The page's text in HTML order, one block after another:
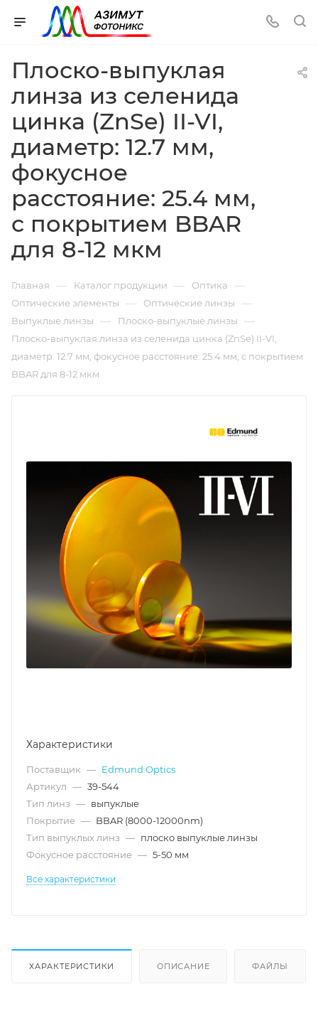
Плоско-выпуклая
линза из селенида
цинка (ZnSe) II-VI,
диаметр: 12.7 мм,
фокусное
расстояние: 25.4 мм,
с покрытием BBAR
для 8-12 мкм
Главная — Каталог продукции — Оптика —
Оптические элементы — Оптические линзы —
Выпуклые линзы — Плоско-выпуклые линзы —
Плоско-выпуклая линза из селенида цинка (ZnSe) II-VI,
диаметр: 12.7 мм, фокусное расстояние: 25.4 мм, с покрытием
BBAR для 8-12 мкм
Характеристики
Поставщик — Edmund Optics
Артикул — 39-544
Тип линз — выпуклые
Покрытие — BBAR (8000-12000nm)
Тип выпуклых линз — плоско выпуклые линзы
Фокусное расстояние — 5-50 мм
Все характеристики
ХАРАКТЕРИСТИКИ ОПИСАНИЕ ФАЙЛЫ